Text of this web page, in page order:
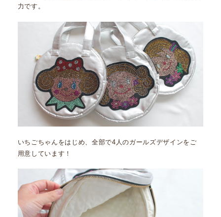
力です。
いちごちゃんをはじめ、全部で4人のガールズデザインをご
用意しています！